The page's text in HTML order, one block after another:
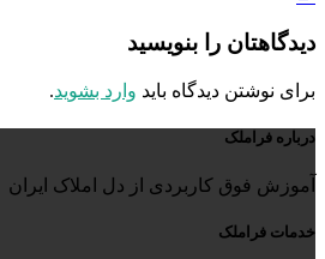
دیدگاهتان را بنویسید
برای نوشتن دیدگاه باید وارد بشوید.
درباره فراملک
آموزش فوق کاربردی از دل املاک ایران
خدمات فراملک